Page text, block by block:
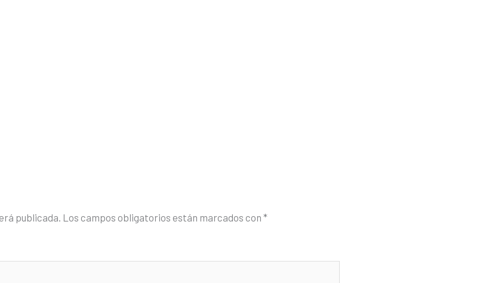
publicada. Los campos obligatorios están marcados con *